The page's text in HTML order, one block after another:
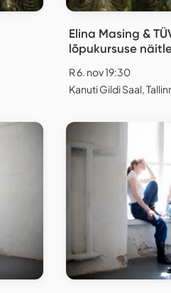
Elina Masing &
lõpukursuse
R 6. nov 19:30
Kanuti Gildi Saal,